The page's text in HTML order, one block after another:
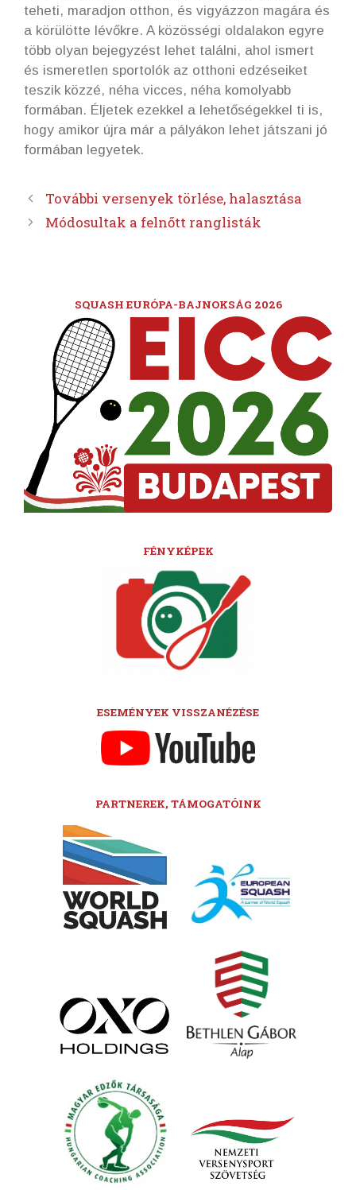
teheti, maradjon otthon, és vigyázzon magára és
a körülötte lévőkre. A közösségi oldalakon egyre
több olyan bejegyzést lehet találni, ahol ismert
és ismeretlen sportolók az otthoni edzéseiket
teszik közzé, néha vicces, néha komolyabb
formában. Éljetek ezekkel a lehetőségekkel ti is,
hogy amikor újra már a pályákon lehet játszani jó
formában legyetek.
További versenyek törlése, halasztása
Módosultak a felnőtt ranglisták
SQUASH EURÓPA-BAJNOKSÁG 2026
FÉNYKÉPEK
ESEMÉNYEK VISSZANÉZÉSE
PARTNEREK, TÁMOGATÓINK